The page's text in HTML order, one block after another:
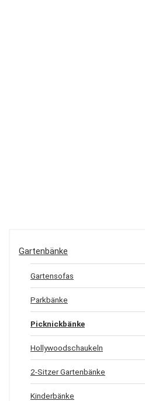
Gartenbänke
Gartensofas
Parkbänke
Picknickbänke
Hollywoodschaukeln
2-Sitzer Gartenbänke
Kinderbänke